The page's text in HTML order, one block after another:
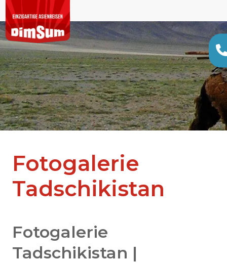
Fotogalerie
Tadschikistan
Fotogalerie
Tadschikistan |